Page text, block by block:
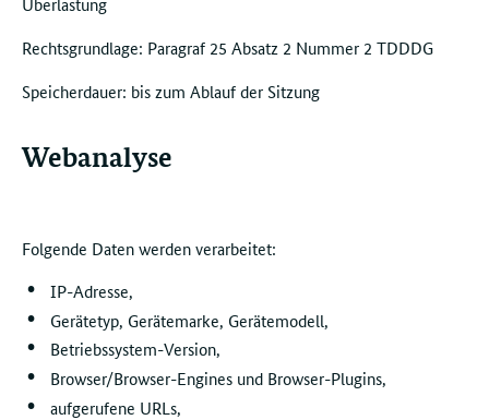
Rechtsgrundlage: Paragraf 25 Absatz 2 Nummer 2 TDDDG
Speicherdauer: bis zum Ablauf der Sitzung
Webanalyse
Folgende Daten werden verarbeitet:
IP-Adresse,
Gerätetyp, Gerätemarke, Gerätemodell,
Betriebssystem-Version,
Browser/Browser-Engines und Browser-Plugins,
aufgerufene URLs,